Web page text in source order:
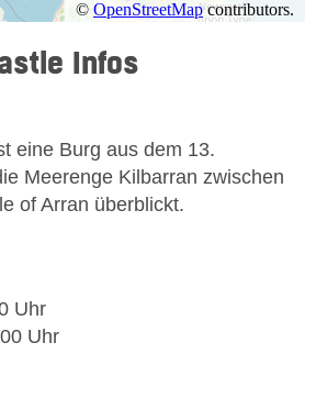
Infos
eine Burg aus dem 13.
Meerenge Kilbarran zwischen
of Arran überblickt.
Uhr
Uhr